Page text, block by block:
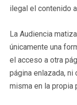
ilegal el contenido
La Audiencia
únicamente una
el acceso a otra
página enlazada, ni
misma en la propia